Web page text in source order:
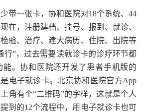
带一张卡，协和医院对18个系统、44
在，注册建档、挂号、报到、就诊、
验、治疗、建大病历、住院、出院等
行”，过去需要读就诊卡的诊疗环节都
。协和医院还开发了患者手机版的
电子就诊卡。北京协和医院官方App
角有个“二维码”的字样，这就是个人
到的12个流程中，用电子就诊卡也可